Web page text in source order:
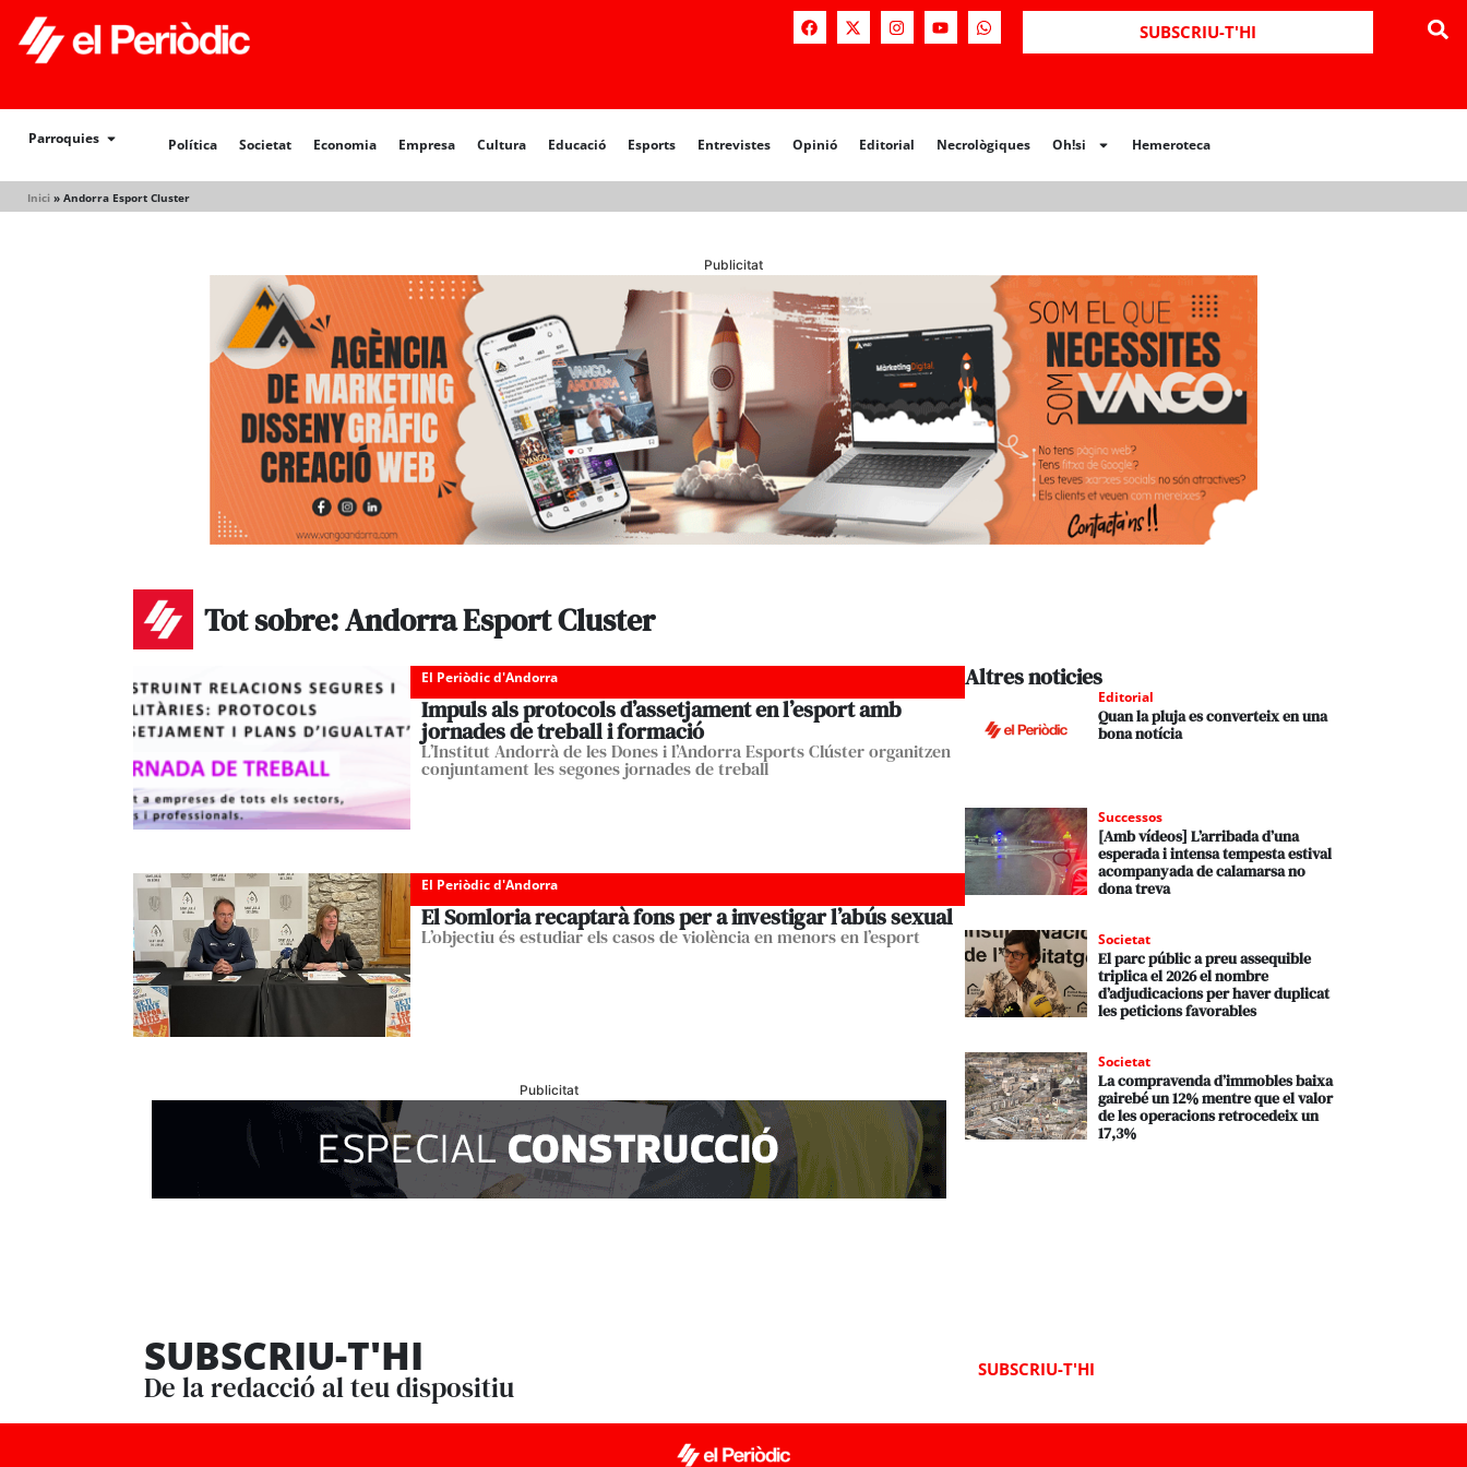
SUBSCRIU-T'HI
Parroquies Política Societat Economia Empresa Cultura Educació Esports Entrevistes Opinió Editorial Necrològiques Oh!si Hemeroteca
Inici » Andorra Esport Cluster
Política Societat Opinió Editorial Necrològiques Hemeroteca
Publicitat
Tot sobre: Andorra Esport Cluster
El Periòdic d'Andorra
Impuls als protocols d’assetjament en l’esport amb
jornades de treball i formació
L’Institut Andorrà de les Dones i l’Andorra Esports Clúster organitzen
conjuntament les segones jornades de treball
El Periòdic d'Andorra
El Somloria recaptarà fons per a investigar l’abús sexual
L’objectiu és estudiar els casos de violència en menors en l’esport
Publicitat
Altres noticies
Editorial
Quan la pluja es converteix en una
bona notícia
Successos
[Amb vídeos] L’arribada d’una
esperada i intensa tempesta estival
acompanyada de calamarsa no
dona treva
Societat
El parc públic a preu assequible
triplica el 2026 el nombre
d’adjudicacions per haver duplicat
les peticions favorables
Societat
La compravenda d’immobles baixa
gairebé un 12% mentre que el valor
de les operacions retrocedeix un
17,3%
SUBSCRIU-T'HI
De la redacció al teu dispositiu
SUBSCRIU-T'HI